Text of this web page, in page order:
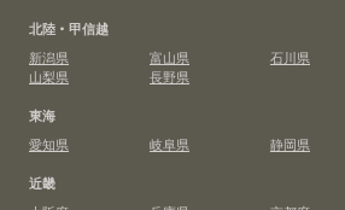
北陸・甲信越
新潟県
富山県 石川県
山梨県
長野県
東海
愛知県
岐阜県 静岡県
近畿